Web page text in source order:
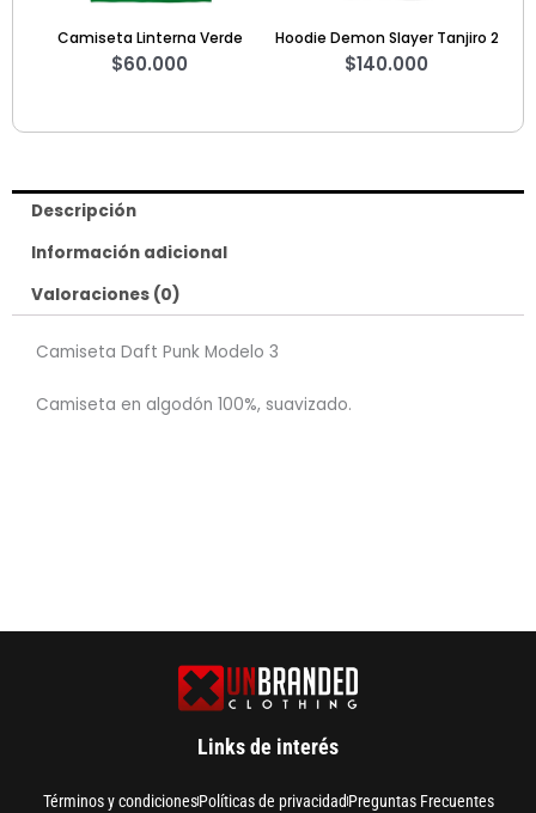
Hoodie Demon Slayer Tanjiro 2
$140.000
Hoodie Star Wars The Last
Jedi
Descripción
Información adicional
Valoraciones (0)
Camiseta Daft Punk Modelo 3
Camiseta en algodón 100%, suavizado.
Links de interés
Términos y condicionesPolíticas de privacidadPreguntas Frecuentes